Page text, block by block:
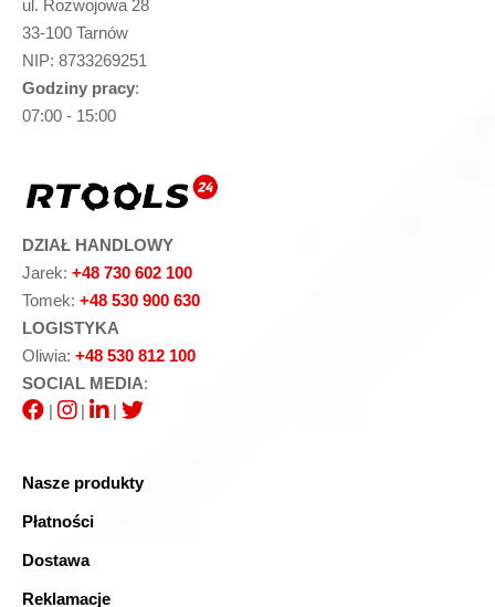
ul. Rozwojowa 28
33-100 Tarnów
NIP: 8733269251
Godziny pracy:
07:00 - 15:00
DZIAŁ HANDLOWY
Jarek: +48 730 602 100
Tomek: +48 530 900 630
LOGISTYKA
Oliwia: +48 530 812 100
SOCIAL MEDIA:
|
| |
Nasze produkty
Płatności
Dostawa
Reklamacje